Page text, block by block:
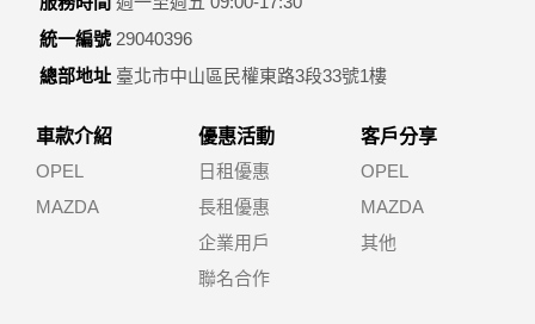
統一編號 29040396
總部地址 臺北市中山區民權東路3段33號1樓
車款介紹
OPEL
MAZDA
優惠活動
日租優惠
長租優惠
企業用戶
聯名合作
客戶分享
OPEL
MAZDA
其他